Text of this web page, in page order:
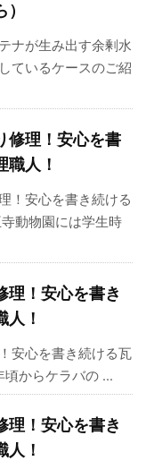
ナが生み出す余剰水
ているケースのご紹
修理！安心を書
職人！
！安心を書き続ける
動物園には学生時
理！安心を書き
人！
安心を書き続ける瓦
からケラバの ...
理！安心を書き
人！